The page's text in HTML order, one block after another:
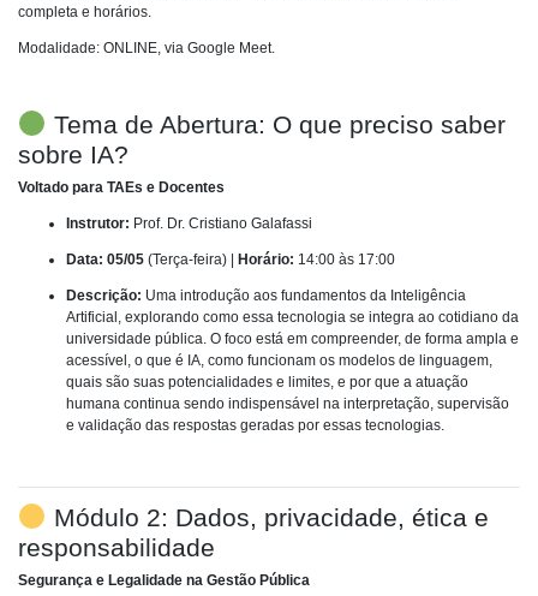
completa e horários.
Modalidade: ONLINE, via Google Meet.
Tema de Abertura: O que preciso saber
sobre IA?
Voltado para TAEs e Docentes
Instrutor: Prof. Dr. Cristiano Galafassi
Data: 05/05 (Terça-feira) | Horário: 14:00 às 17:00
Descrição: Uma introdução aos fundamentos da Inteligência
Artificial, explorando como essa tecnologia se integra ao cotidiano da
universidade pública. O foco está em compreender, de forma ampla e
acessível, o que é IA, como funcionam os modelos de linguagem,
quais são suas potencialidades e limites, e por que a atuação
humana continua sendo indispensável na interpretação, supervisão
e validação das respostas geradas por essas tecnologias.
Módulo 2: Dados, privacidade, ética e
responsabilidade
Segurança e Legalidade na Gestão Pública